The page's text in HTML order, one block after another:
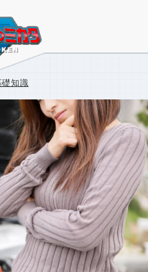
礎知識